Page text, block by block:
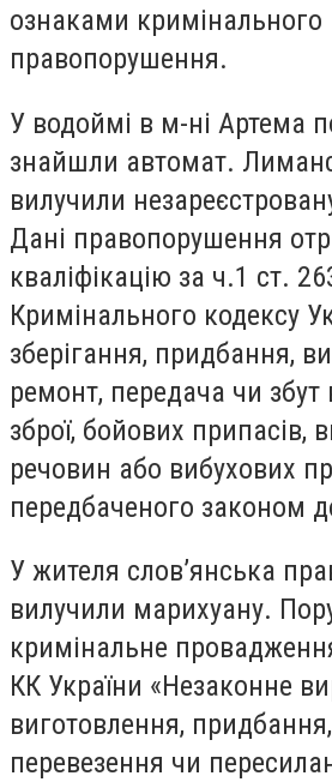
ознаками кримінального
правопорушення.
У водоймі в м-ні Артема
знайшли автомат.
вилучили
Дані правопорушення
кваліфікацію за ч.1 ст.
Кримінального кодексу
зберігання, придбання,
ремонт, передача чи збут
зброї, бойових припасів,
речовин або вибухових
передбаченого законом
У жителя слов’янська
вилучили марихуану.
кримінальне
КК України «Незаконне
виготовлення,
перевезення чи